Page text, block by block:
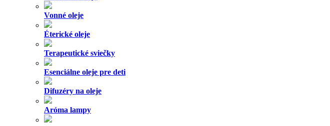
Vonné oleje
Éterické oleje
Terapeutické sviečky
Esenciálne oleje pre deti
Difuzéry na oleje
Aróma lampy